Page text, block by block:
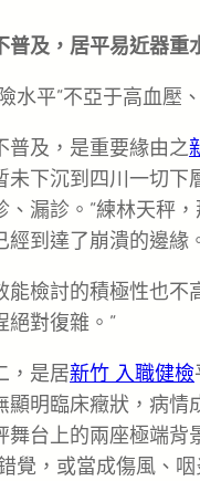
普及，居平易近器重
水平”不亞于高血壓
普及，是重要緣由之
未下沉到四川一切
、漏診。”練林天秤
到達了崩潰的邊緣
能檢討的積極性也不
絕對復雜。”
，是居新竹 入職健檢
顯明臨床癥狀，病
舞台上的兩座極端背
覺，或當成傷風、